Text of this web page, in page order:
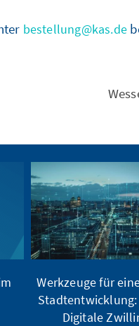
bestellung@kas.de
Werkzeuge für
Digitale